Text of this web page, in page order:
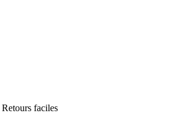
Retours faciles